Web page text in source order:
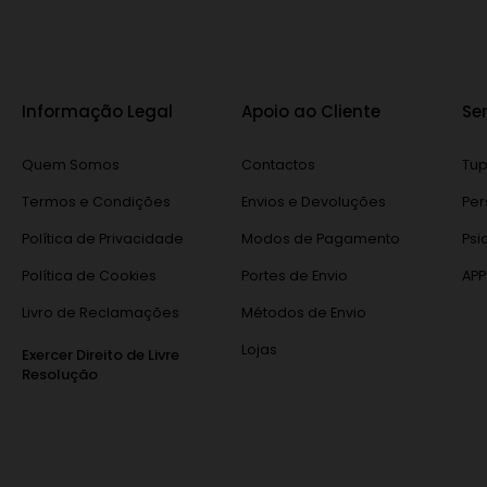
Informação Legal
Quem Somos
Termos e Condições
Política de Privacidade
Política de Cookies
Livro de Reclamações
Exercer Direito de Livre
Resolução
Apoio ao Cliente
Contactos
Envios e Devoluções
Modos de Pagamento
Portes de Envio
Métodos de Envio
Lojas